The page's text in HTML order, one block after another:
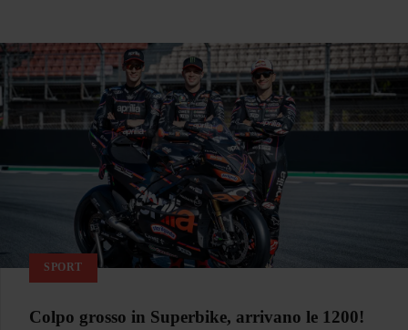
SPORT
Colpo grosso in Superbike, arrivano le 1200!